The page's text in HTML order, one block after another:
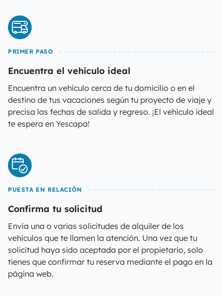
PRIMER PASO
Encuentra el vehículo ideal
Encuentra un vehículo cerca de tu domicilio o en el
destino de tus vacaciones según tu proyecto de viaje y
precisa las fechas de salida y regreso. ¡El vehículo ideal
te espera en Yescapa!
PUESTA EN RELACIÓN
Confirma tu solicitud
Envía una o varias solicitudes de alquiler de los
vehículos que te llamen la atención. Una vez que tu
solicitud haya sido aceptada por el propietario, solo
tienes que confirmar tu reserva mediante el pago en la
página web.